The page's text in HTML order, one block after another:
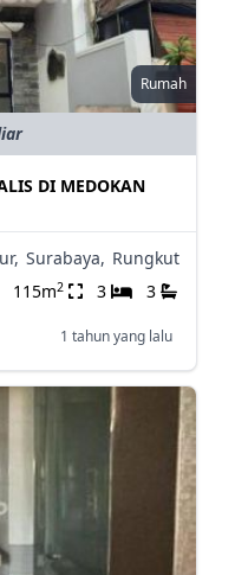
Rumah
DI MEDOKAN
Surabaya, Rungkut
115m2 3 3
1 tahun yang lalu